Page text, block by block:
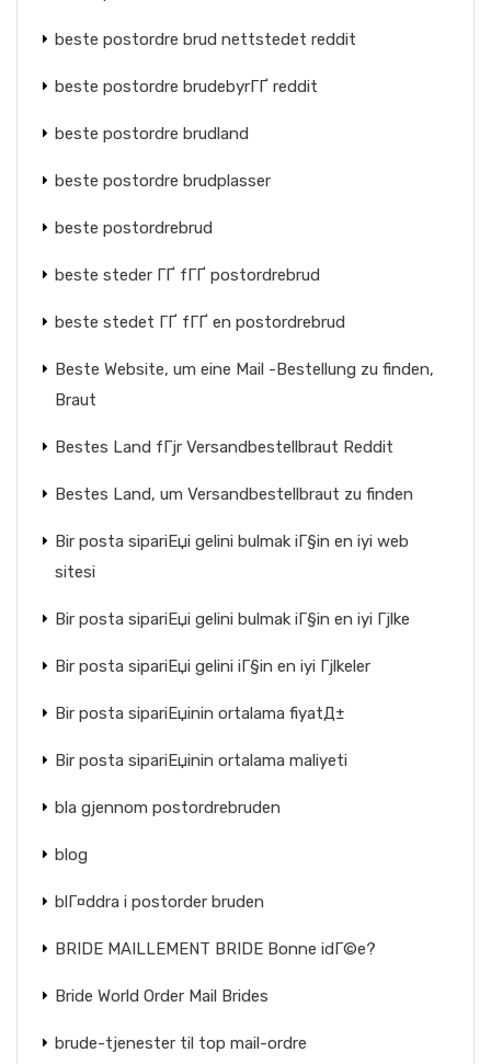
beste postordre brud nettstedet reddit
beste postordre brudebyrГҐ reddit
beste postordre brudland
beste postordre brudplasser
beste postordrebrud
beste steder ГҐ fГҐ postordrebrud
beste stedet ГҐ fГҐ en postordrebrud
Beste Website, um eine Mail -Bestellung zu finden,
Braut
Bestes Land fГјr Versandbestellbraut Reddit
Bestes Land, um Versandbestellbraut zu finden
Bir posta sipariЕџi gelini bulmak iГ§in en iyi web
sitesi
Bir posta sipariЕџi gelini bulmak iГ§in en iyi Гјlke
Bir posta sipariЕџi gelini iГ§in en iyi Гјlkeler
Bir posta sipariЕџinin ortalama fiyatД±
Bir posta sipariЕџinin ortalama maliyeti
bla gjennom postordrebruden
blog
blГ¤ddra i postorder bruden
BRIDE MAILLEMENT BRIDE Bonne idГ©e?
Bride World Order Mail Brides
brude-tjenester til top mail-ordre